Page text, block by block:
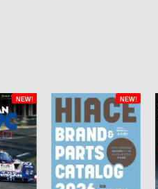
NEW! NEW!